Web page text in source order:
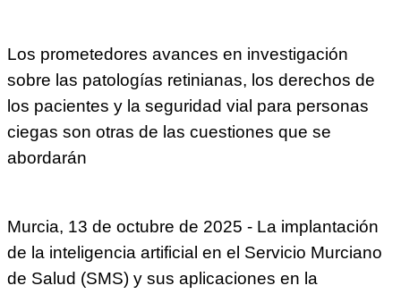
Los prometedores avances en investigación
sobre las patologías retinianas, los derechos de
los pacientes y la seguridad vial para personas
ciegas son otras de las cuestiones que se
abordarán
Murcia, 13 de octubre de 2025 - La implantación
de la inteligencia artificial en el Servicio Murciano
de Salud (SMS) y sus aplicaciones en la